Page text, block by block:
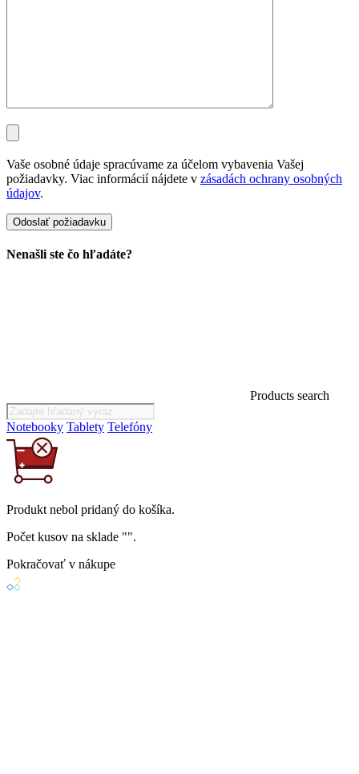
Vaše osobné údaje spracúvame za účelom vybavenia Vašej
požiadavky. Viac informácií nájdete v zásadách ochrany osobných
údajov.
Nenašli ste čo hľadáte?
Products search
Notebooky Tablety Telefóny
Produkt nebol pridaný do košíka.
Počet kusov na sklade "".
Pokračovať v nákupe